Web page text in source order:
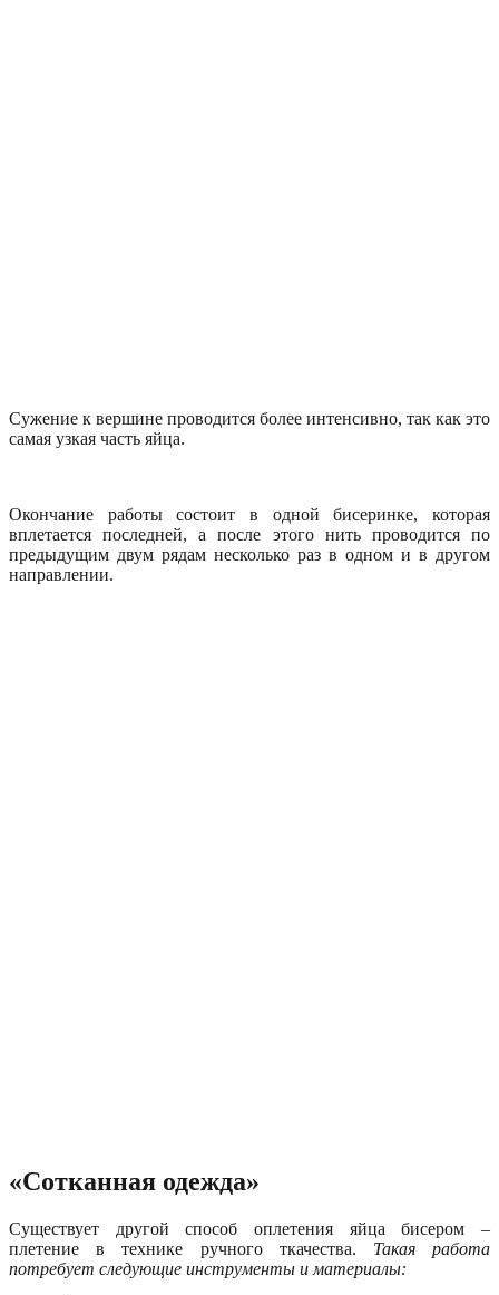
Сужение к вершине проводится более интенсивно, так как это
самая узкая часть яйца.
Окончание работы состоит в одной бисеринке, которая
вплетается последней, а после этого нить проводится по
предыдущим двум рядам несколько раз в одном и в другом
направлении.
«Сотканная одежда»
Существует другой способ оплетения яйца бисером –
плетение в технике ручного ткачества. Такая работа
потребует следующие инструменты и материалы: